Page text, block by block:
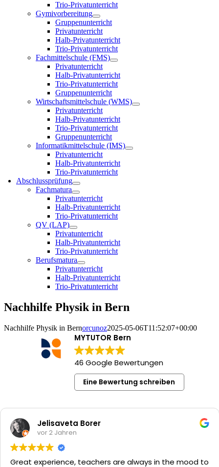
Trio-Privatunterricht
Gymivorbereitung
Gruppenunterricht
Privatunterricht
Halb-Privatunterricht
Trio-Privatunterricht
Fachmittelschule (FMS)
Privatunterricht
Halb-Privatunterricht
Trio-Privatunterricht
Gruppenunterricht
Wirtschaftsmittelschule (WMS)
Privatunterricht
Halb-Privatunterricht
Trio-Privatunterricht
Gruppenunterricht
Informatikmittelschule (IMS)
Privatunterricht
Halb-Privatunterricht
Trio-Privatunterricht
Abschlussprüfung
Fachmatura
Privatunterricht
Halb-Privatunterricht
Trio-Privatunterricht
QV (LAP)
Privatunterricht
Halb-Privatunterricht
Trio-Privatunterricht
Berufsmatura
Privatunterricht
Halb-Privatunterricht
Trio-Privatunterricht
Nachhilfe Physik in Bern
Nachhilfe Physik in Bernorcunoz2025-05-06T11:52:07+00:00
MYTUTOR Bern
46 Google Bewertungen
Eine Bewertung schreiben
Jelisaveta Borer
vor 2 Jahren
Great experience, teachers are always in the mood to